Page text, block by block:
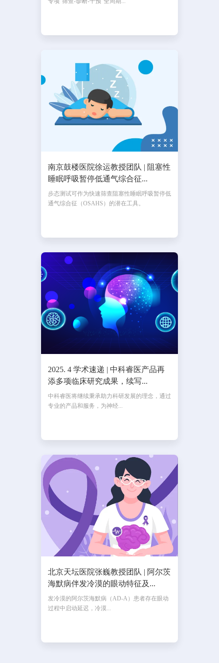
南京鼓楼医院徐运教授团队 | 阻塞性
睡眠呼吸暂停低通气综合征...
步态测试可作为快速筛查阻塞性睡眠呼吸暂停低
通气综合征（OSAHS）的潜在工具。
2025. 4 学术速递 | 中科睿医产品再
添多项临床研究成果，续写...
中科睿医将继续秉承助力科研发展的理念，通过
专业的产品和服务，为神经...
北京天坛医院张巍教授团队 | 阿尔茨
海默病伴发冷漠的眼动特征及...
发冷漠的阿尔茨海默病（AD-A）患者存在眼动
过程中启动延迟，冷漠...